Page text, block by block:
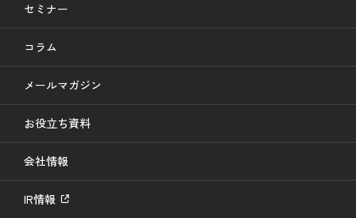
セミナー
コラム
メールマガジン
お役立ち資料
会社情報
IR情報